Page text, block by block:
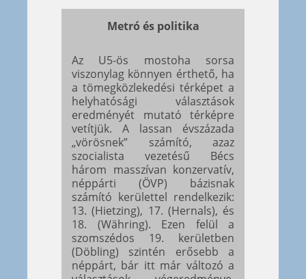
Metró és politika
Az U5-ös mostoha sorsa
viszonylag könnyen érthető, ha
a tömegközlekedési térképet a
helyhatósági választások
eredményét mutató térképre
vetítjük. A lassan évszázada
„vörösnek” számító, azaz
szocialista vezetésű Bécs
három masszívan konzervatív,
néppárti (ÖVP) bázisnak
számító kerülettel rendelkezik:
13. (Hietzing), 17. (Hernals), és
18. (Währing). Ezen felül a
szomszédos 19. kerületben
(Döbling) szintén erősebb a
néppárt, bár itt már változó a